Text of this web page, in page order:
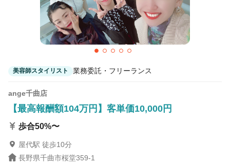
美容師スタイリスト 業務委託・フリーランス
ange千曲店
【最高報酬額104万円】客単価10,000円
歩合50%〜
屋代駅 徒歩10分
長野県千曲市桜堂359-1